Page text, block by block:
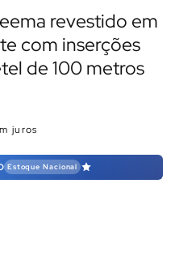
revestido em
com inserções
de 100 metros
juros
Estoque Nacional